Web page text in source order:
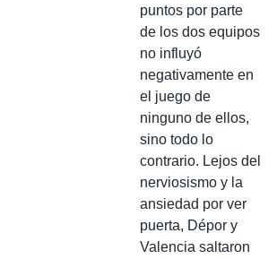
puntos por parte
de los dos equipos
no influyó
negativamente en
el juego de
ninguno de ellos,
sino todo lo
contrario. Lejos del
nerviosismo y la
ansiedad por ver
puerta, Dépor y
Valencia saltaron